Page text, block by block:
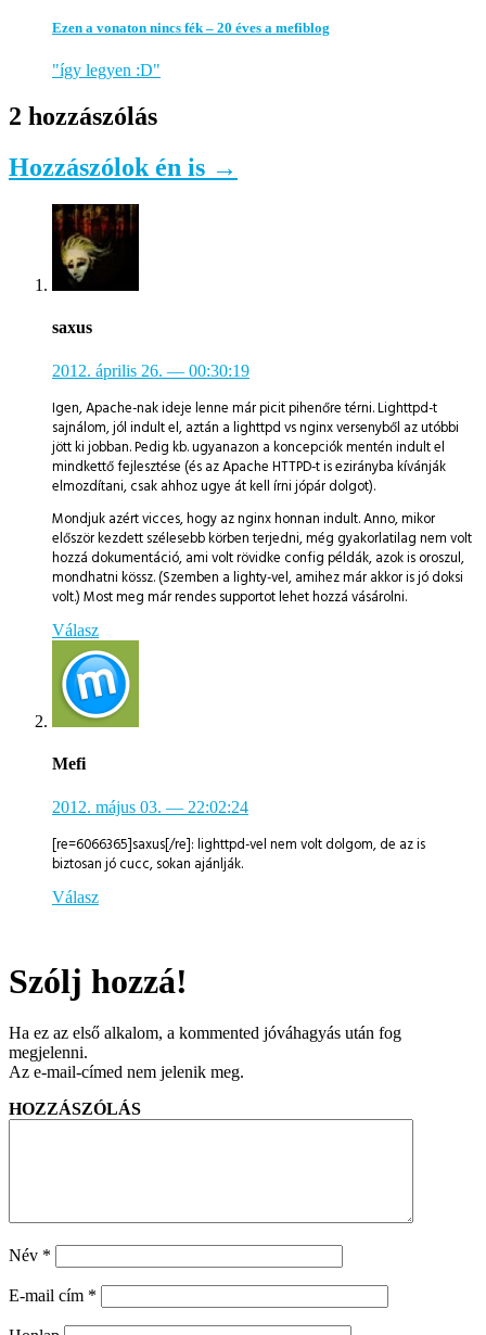
Ezen a vonaton nincs fék – 20 éves a mefiblog
"így legyen :D"
2 hozzászólás
Hozzászólok én is →
saxus
2012. április 26. — 00:30:19
Igen, Apache-nak ideje lenne már picit pihenőre térni. Lighttpd-t
sajnálom, jól indult el, aztán a lighttpd vs nginx versenyből az utóbbi
jött ki jobban. Pedig kb. ugyanazon a koncepciók mentén indult el
mindkettő fejlesztése (és az Apache HTTPD-t is ezirányba kívánják
elmozdítani, csak ahhoz ugye át kell írni jópár dolgot).
Mondjuk azért vicces, hogy az nginx honnan indult. Anno, mikor
először kezdett szélesebb körben terjedni, még gyakorlatilag nem volt
hozzá dokumentáció, ami volt rövidke config példák, azok is oroszul,
mondhatni kössz. (Szemben a lighty-vel, amihez már akkor is jó doksi
volt.) Most meg már rendes supportot lehet hozzá vásárolni.
Válasz
Mefi
2012. május 03. — 22:02:24
[re=6066365]saxus[/re]: lighttpd-vel nem volt dolgom, de az is
biztosan jó cucc, sokan ajánlják.
Válasz
Szólj hozzá!
Ha ez az első alkalom, a kommented jóváhagyás után fog
megjelenni.
Az e-mail-címed nem jelenik meg.
HOZZÁSZÓLÁS
Név *
E-mail cím *